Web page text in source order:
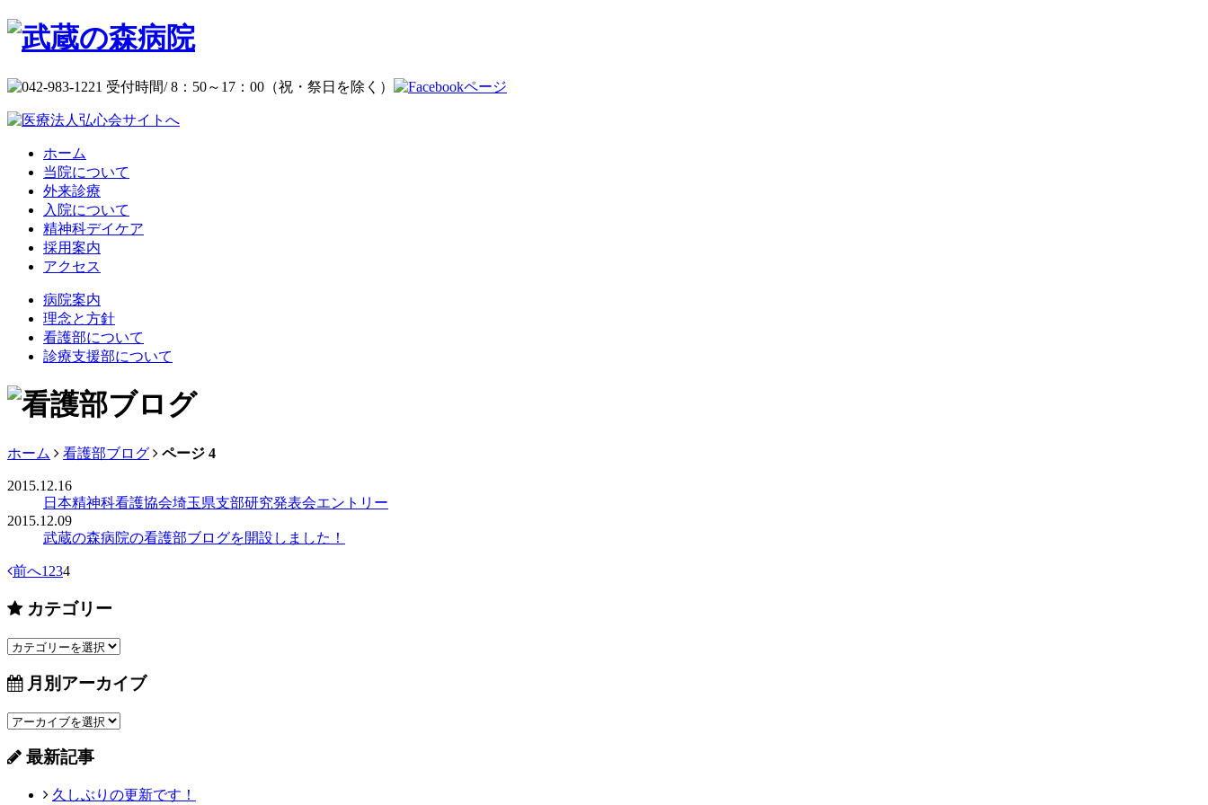
ホーム
当院について
外来診療
入院について
精神科デイケア
採用案内
アクセス
病院案内
理念と方針
看護部について
診療支援部について
ホーム 看護部ブログ ページ 4
2015.12.16
日本精神科看護協会埼玉県支部研究発表会エントリー
2015.12.09
武蔵の森病院の看護部ブログを開設しました！
前へ1 234
カテゴリー
月別アーカイブ
最新記事
久しぶりの更新です！